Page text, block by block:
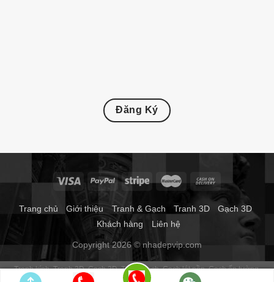
Đăng Ký
Trang chủ Giới thiệu Tranh & Gạch Tranh 3D
Gạch 3D
Khách hàng
Liên hệ
Copyright 2026 © nhadepvip.com
Tranh kính Tranh 3D Gạch 3D Tranh gạch Gạch lát nền Gạch ốp tường
Gạch thảm
Gạch trang trí Gạch tranh 3d Tranh dán tường phòng ngủ